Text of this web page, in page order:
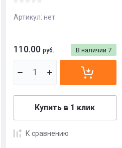
Артикул: нет
В наличии 7
110.00 руб.
Купить в 1 клик
К сравнению